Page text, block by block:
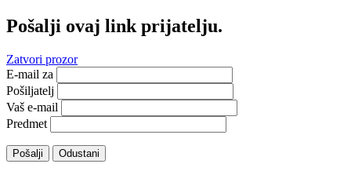
Pošalji ovaj link prijatelju.
Zatvori prozor
E-mail za
Pošiljatelj
Vaš e-mail
Predmet
Pošalji Odustani